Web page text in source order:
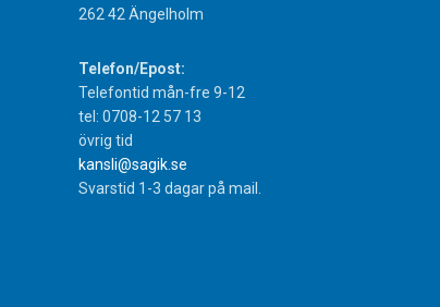
262 42 Ängelholm
Telefon/Epost:
Telefontid mån-fre 9-12
tel: 0708-12 57 13
övrig tid
kansli@sagik.se
Svarstid 1-3 dagar på mail.